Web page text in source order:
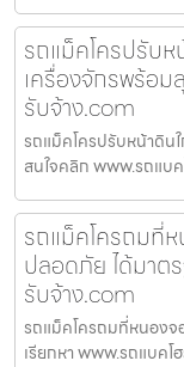
รถแม็คโครปรับห
เครื่องจักรพร้อ
รับจ้าง.com
รถแม็คโครปรับหน้าดิน
สนใจคลิก www.รถแบ
รถแม็คโครถมที่
ปลอดภัย ได้มาต
รับจ้าง.com
รถแม็คโครถมที่หนองจ
เรียกหา www.รถแบค